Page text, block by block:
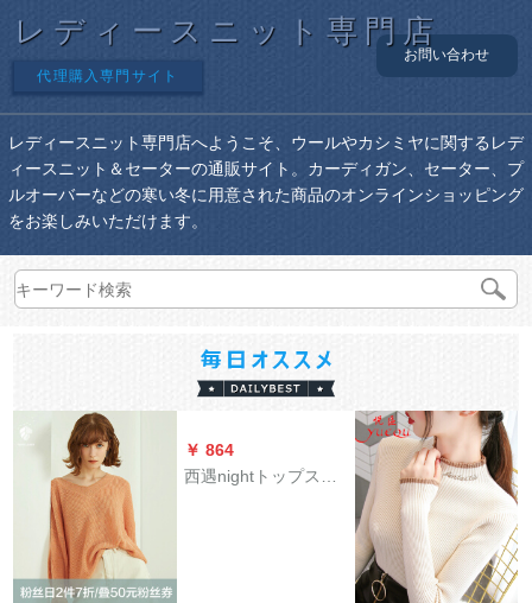
レディースニット専門店
代理購入専門サイト
お問い合わせ
レディースニット専門店へようこそ、ウールやカシミヤに関するレデ
ィースニット＆セーターの通販サイト。カーディガン、セーター、プ
ルオーバーなどの寒い冬に用意された商品のオンラインショッピング
をお楽しみいただけます。
￥ 864
西遇nightトップス女